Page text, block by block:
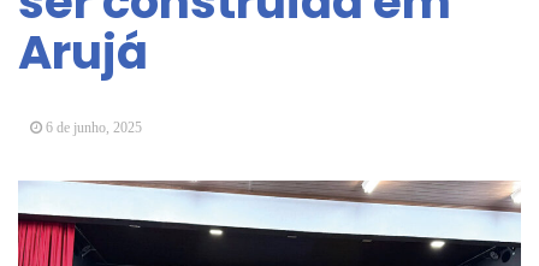
Arujá promove 2º encontro da Jornada de
Conhecimento em Bem-Estar Animal no Parque
dos Ipês
TOP
Arujá
6 de junho, 2025